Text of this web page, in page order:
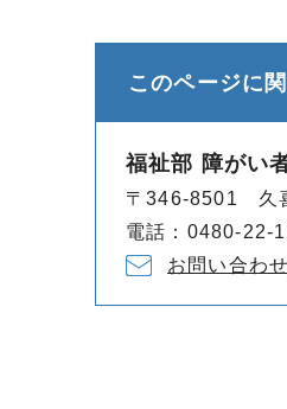
このページに
福祉部 障がい
〒346-8501 久
電話：0480-22-
お問い合わ